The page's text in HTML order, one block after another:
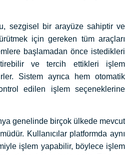
sezgisel bir arayüze sahiptir ve
için gereken tüm araçları
başlamadan önce istedikleri
ve tercih ettikleri işlem
Sistem ayrıca hem otomatik
edilen işlem seçeneklerine
genelinde birçok ülkede mevcut
Kullanıcılar platformda aynı
işlem yapabilir, böylece işlem